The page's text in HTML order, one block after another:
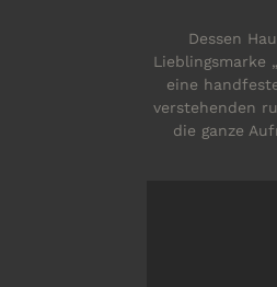
Dessen
Lieblingsmarke
eine
verstehenden
die ganze